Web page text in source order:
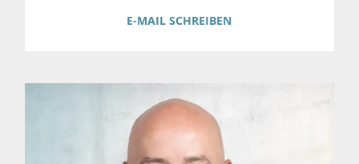
E-MAIL SCHREIBEN